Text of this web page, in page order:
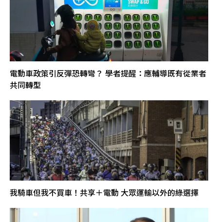
電動車政策引反彈恐轉彎？ 學者提醒：應輔導既有從業者
共同轉型
我騎車但我不買車！共享＋電動 大眾運輸以外的綠選擇